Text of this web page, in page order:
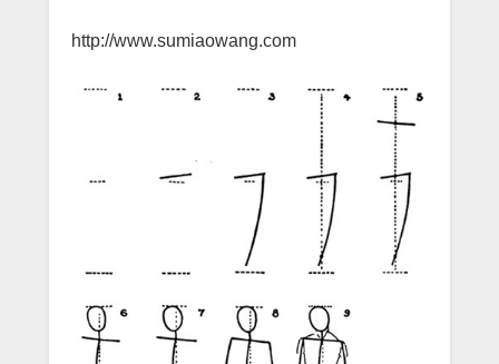
http://www.sumiaowang.com